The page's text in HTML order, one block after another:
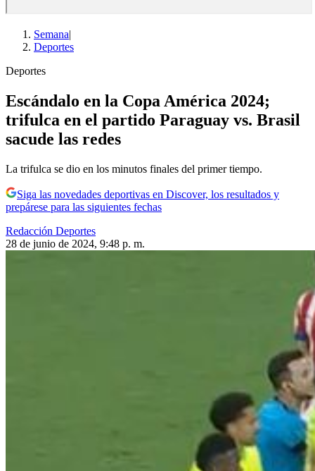
Semana|
Deportes
Deportes
Escándalo en la Copa América 2024;
trifulca en el partido Paraguay vs. Brasil
sacude las redes
La trifulca se dio en los minutos finales del primer tiempo.
Siga las novedades deportivas en Discover, los resultados y
prepárese para las siguientes fechas
Redacción Deportes
28 de junio de 2024, 9:48 p. m.